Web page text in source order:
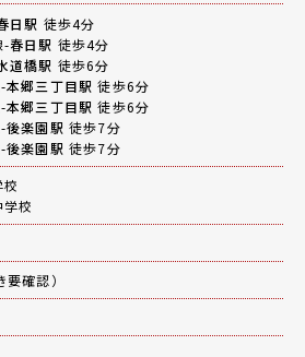
日駅 徒歩4分
-春日駅 徒歩4分
道橋駅 徒歩6分
本郷三丁目駅 徒歩6分
本郷三丁目駅 徒歩6分
後楽園駅 徒歩7分
後楽園駅 徒歩7分
校
要確認）